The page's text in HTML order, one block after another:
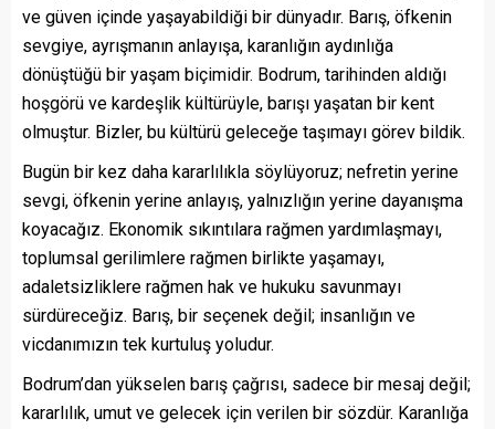
ve güven içinde yaşayabildiği bir dünyadır. Barış, öfkenin
sevgiye, ayrışmanın anlayışa, karanlığın aydınlığa
dönüştüğü bir yaşam biçimidir. Bodrum, tarihinden aldığı
hoşgörü ve kardeşlik kültürüyle, barışı yaşatan bir kent
olmuştur. Bizler, bu kültürü geleceğe taşımayı görev bildik.
Bugün bir kez daha kararlılıkla söylüyoruz; nefretin yerine
sevgi, öfkenin yerine anlayış, yalnızlığın yerine dayanışma
koyacağız. Ekonomik sıkıntılara rağmen yardımlaşmayı,
toplumsal gerilimlere rağmen birlikte yaşamayı,
adaletsizliklere rağmen hak ve hukuku savunmayı
sürdüreceğiz. Barış, bir seçenek değil; insanlığın ve
vicdanımızın tek kurtuluş yoludur.
Bodrum’dan yükselen barış çağrısı, sadece bir mesaj değil;
kararlılık, umut ve gelecek için verilen bir sözdür. Karanlığa